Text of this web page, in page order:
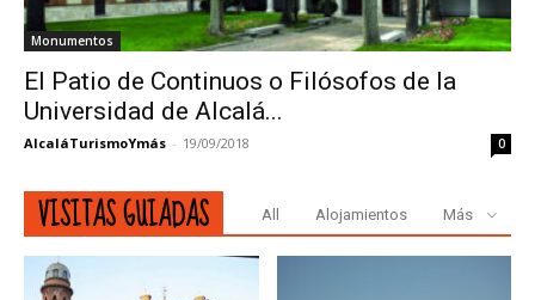
Monumentos
El Patio de Continuos o Filósofos de la
Universidad de Alcalá...
AlcaláTurismoYmás - 19/09/2018 0
VISITAS GUIADAS All Alojamientos Más